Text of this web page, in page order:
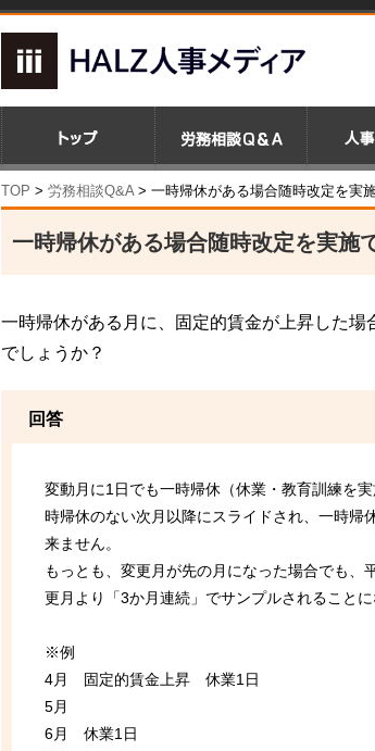
TOP > 労務相談Q&A> 一時帰休がある場合随時改定を実
一時帰休がある場合随時改定を実施
一時帰休がある月に、固定的賃金が上昇した
でしょうか？
回答
変動月に1日でも一時帰休（休業・教育訓練を
時帰休のない次月以降にスライドされ、一時帰
来ません。
もっとも、変更月が先の月になった場合でも
更月より「3か月連続」でサンプルされることに
※例
4月 固定的賃金上昇 休業1日
5月
6月 休業1日